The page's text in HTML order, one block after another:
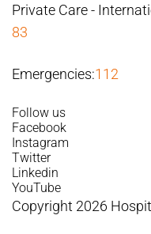
Private Care -
83
Emergencies:112
Follow us
Facebook
Instagram
Twitter
Linkedin
YouTube
Copyright 2026